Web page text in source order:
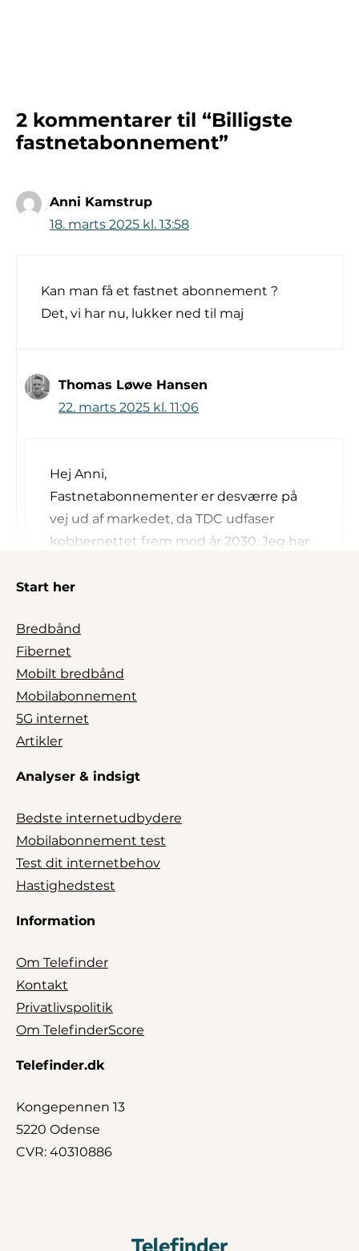
2 kommentarer til “Billigste
fastnetabonnement”
Anni Kamstrup
18. marts 2025 kl. 13:58
Kan man få et fastnet abonnement ?
Det, vi har nu, lukker ned til maj
Thomas Løwe Hansen
22. marts 2025 kl. 11:06
Hej Anni,
Fastnetabonnementer er desværre på
vej ud af markedet, da TDC udfaser
kobbernettet frem mod år 2030. Jeg har
lukker kobbernettet i 2030 – her er de
Som alternativ kan du overveje
bredbåndstelefoni, men det er dyrt og
kræver internetforbindelse.
Hvis det blot er for at beholde det gamle
fastnetnummer, kan det lade sig gøre på
en mobiltelefon. Du kan følge guiden her:
Venlig hilsen
Thomas, Telefinder.dk
Navn
Start her
Bredbånd
Fibernet
Mobilt bredbånd
Mobilabonnement
5G internet
Artikler
Analyser & indsigt
Bedste internetudbydere
Mobilabonnement test
Test dit internetbehov
Hastighedstest
Information
Om Telefinder
Kontakt
Privatlivspolitik
Om TelefinderScore
Telefinder.dk
Kongepennen 13
5220 Odense
CVR: 40310886